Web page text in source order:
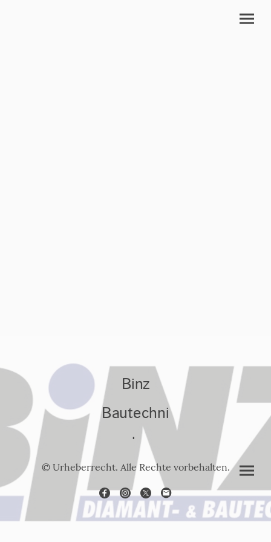
Binz
Bautechni
k
© Urheberrecht. Alle Rechte vorbehalten.